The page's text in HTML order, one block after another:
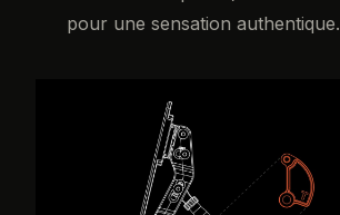
pour une sensation authentique.